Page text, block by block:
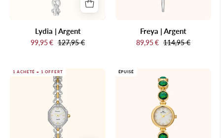
Lydia | Argent
99,95 € 127,95 €
Freya | Argent
89,95 € 114,95 €
Celeste
|
Bicolore
1 ACHETÉ = 1 OFFERT
|
Or
ÉPUISÉ